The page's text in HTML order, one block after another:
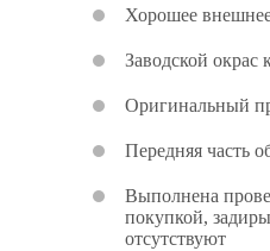
Хорошее
Заводской окрас
Оригинальный
Передняя часть
Выполнена
покупкой,
отсутствуют